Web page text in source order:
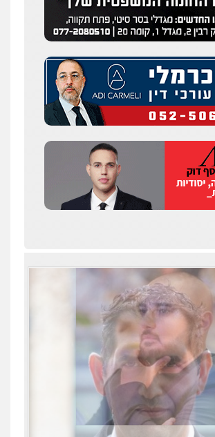
עו"ד תומר נוה
פלילי מעצרים וחקירות עבירות המתה עורכי
דין לענייני אסירים
0507913332
עו"ד איהאב ג'לג'ולי
פלילי מעצרים וחקירות
אסירים
0505216700
עו"ד שלומי שרון
פלילי צבאי מעצרים וחקירות